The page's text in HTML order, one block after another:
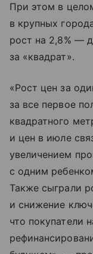
При этом в
в крупных
рост на 2,8% —
за «квадрат».
«Рост цен за
за все первое
квадратного
и цен в июле
увеличением
с одним
Также сыграли
и снижение
что покупатели